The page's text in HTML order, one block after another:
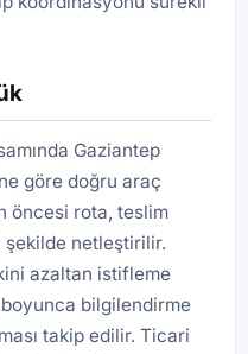
Gaziantep
göre doğru araç
öncesi rota, teslim
şekilde netleştirilir.
azaltan istifleme
boyunca bilgilendirme
takip edilir. Ticari